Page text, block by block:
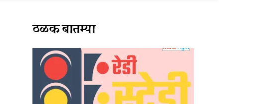
ठळक बातम्या